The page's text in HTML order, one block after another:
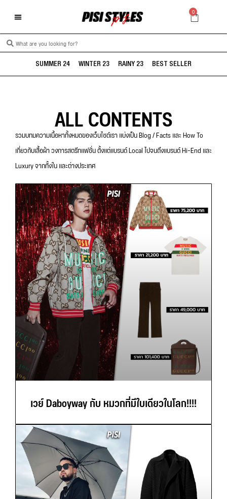
0
SUMMER 24 WINTER 23 RAINY 23 BEST SELLER
ALL CONTENTS
รวมบทมความเนื้อหาทั้งหมดของเว็บไซต์เรา แบ่งเป็น Blog / Facts และ How To
เกี่ยวกับเสื้อผ้า วงการสตรีทแฟชั่น ตั้งแต่แบรนด์ Local ไปจนถึงแบรนด์ Hi-End และ
Luxury จากทั้งใน และต่างประเทศ
เวย์ Daboyway กับ หมวกที่มีใบเดียวในโลก!!!!